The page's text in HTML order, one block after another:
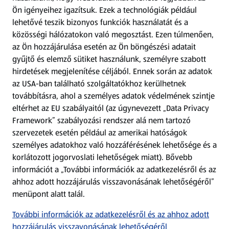
Fizetési lehetőségek
ALDI utalványok
Árcsökkentés
Adattörlő alkalmazás
Szervizpont
(új oldalon nyílik meg)
Fedezz fel minket az interneten!
Töltsd le az ALDI Magyarország applikációt!
Ön igényeihez igazítsuk. Ezek a technológiák például
lehetővé teszik bizonyos funkciók használatát és a
közösségi hálózatokon való megosztást. Ezen túlmenően,
az Ön hozzájárulása esetén az Ön böngészési adatait
gyűjtő és elemző sütiket használunk, személyre szabott
hirdetések megjelenítése céljából. Ennek során az adatok
az USA-ban található szolgáltatókhoz kerülhetnek
továbbításra, ahol a személyes adatok védelmének szintje
eltérhet az EU szabályaitól (az úgynevezett „Data Privacy
Framework” szabályozási rendszer alá nem tartozó
szervezetek esetén például az amerikai hatóságok
személyes adatokhoz való hozzáférésének lehetősége és a
korlátozott jogorvoslati lehetőségek miatt). Bővebb
információt a „További információk az adatkezelésről és az
ahhoz adott hozzájárulás visszavonásának lehetőségéről”
menüpont alatt talál.
További információk az adatkezelésről és az ahhoz adott